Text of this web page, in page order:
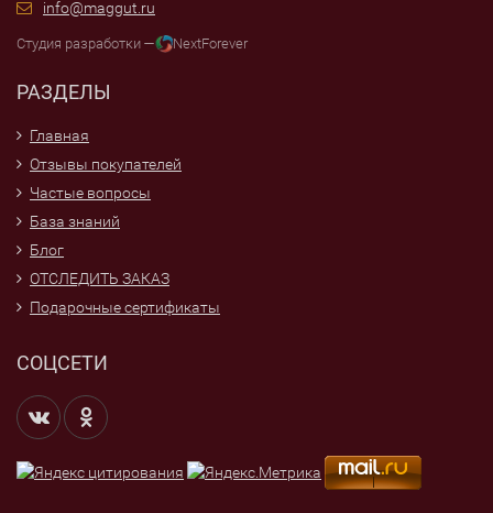
info@maggut.ru
Студия разработки — NextForever
РАЗДЕЛЫ
Главная
Отзывы покупателей
Частые вопросы
База знаний
Блог
ОТСЛЕДИТЬ ЗАКАЗ
Подарочные сертификаты
СОЦСЕТИ